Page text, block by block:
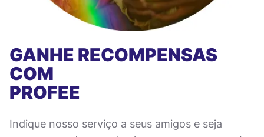
GANHE RECOMPENSAS
COM
PROFEE
Indique nosso serviço a seus amigos e seja